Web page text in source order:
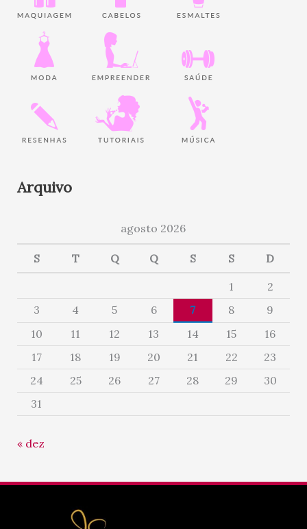
Arquivo
agosto 2026
S T Q Q S S D
1
2
3
4 5 6 7 8
9
10
11 12 13 14 15
16
17
18 19 20 21 22
23
24
25 26 27 28 29
30
31
« dez